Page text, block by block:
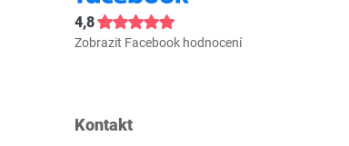
4,8
Zobrazit Facebook hodnocení
Kontakt